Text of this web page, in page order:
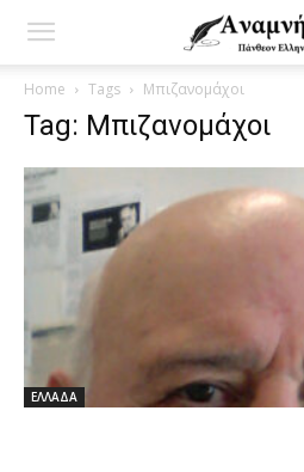
Home Tags Μπιζανομάχοι
Tag: Μπιζανομάχοι
ΕΛΛΑΔΑ